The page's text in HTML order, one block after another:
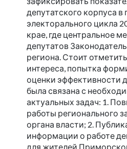
депутатского корпуса в
электорального цикла
крае, где центральное
депутатов
региона. Стоит
интереса, попытка
оценки эффективности
была связана с
актуальных задач: 1.
работы регионального
органа власти; 2.
информации о работе
для жителей